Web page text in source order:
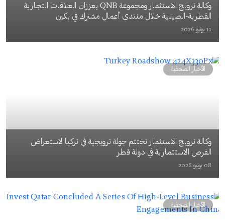
وكالة ترويج الاستثمار ومجموعة QNB يعززان العلاقات التجارية
القطرية-الصينية خلال منتدى أعمال مشترك في بكين
11 يونيو 2026
الأخبار الصحفية
وكالة ترويج الاستثمار تختتم جولة ترويجية في تركيا لاستعراض
الفرص الاستثمارية في دولة قطر
08 يونيو 2026
الأخبار الصحفية